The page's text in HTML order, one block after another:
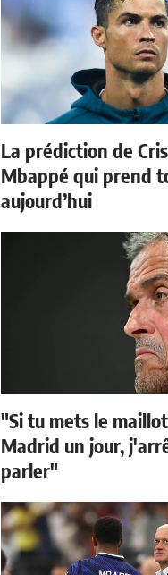
La prédiction de
Mbappé qui prend
aujourd’hui
"Si tu mets le
Madrid un jour,
parler"